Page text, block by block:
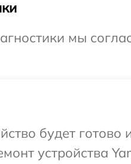
мы
будет
устройства